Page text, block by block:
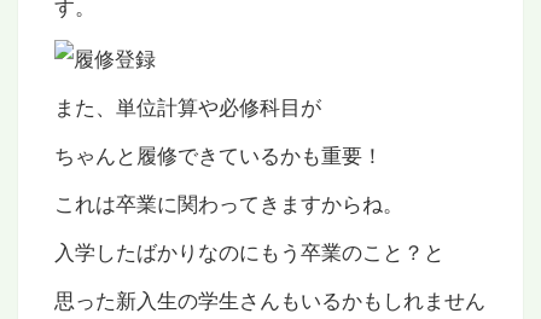
また、単位計算や必修科目が
ちゃんと履修できているかも重要！
これは卒業に関わってきますからね。
入学したばかりなのにもう卒業のこと？と
思った新入生の学生さんもいるかもしれません